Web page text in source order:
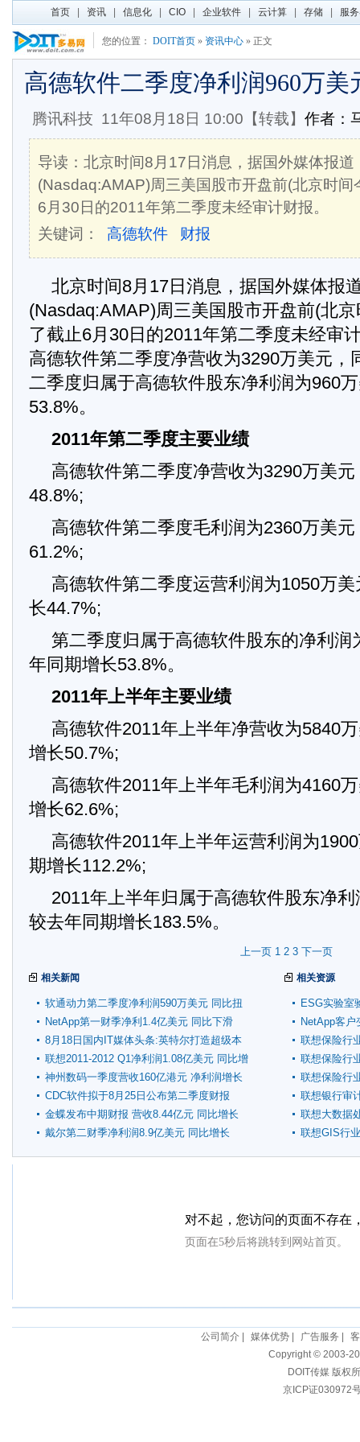
首页 资讯 信息化 CIO 企业软件 云计算 存储 服
您的位置： DOIT首页 » 资讯中心 » 正文
高德软件二季度净利润960万美
腾讯科技 11年08月18日 10:00【转载】 作者：
导读：北京时间8月17日消息，据国外媒体报道
(Nasdaq:AMAP)周三美国股市开盘前(北京时间
6月30日的2011年第二季度未经审计财报。
关键词：
高德软件 财报
北京时间8月17日消息，据国外媒体报
(Nasdaq:AMAP)周三美国股市开盘前(北
了截止6月30日的2011年第二季度未经审
高德软件第二季度净营收为3290万美元，
二季度归属于高德软件股东净利润为960
53.8%。
2011年第二季度主要业绩
高德软件第二季度净营收为3290万美
48.8%;
高德软件第二季度毛利润为2360万美
61.2%;
高德软件第二季度运营利润为1050万
长44.7%;
第二季度归属于高德软件股东的净利润
年同期增长53.8%。
2011年上半年主要业绩
高德软件2011年上半年净营收为5840
增长50.7%;
高德软件2011年上半年毛利润为4160
增长62.6%;
高德软件2011年上半年运营利润为
期增长112.2%;
2011年上半年归属于高德软件股东净
较去年同期增长183.5%。
上一页 1 2 3 下一页
相关新闻
软通动力第二季度净利润590万美元 同比扭
亏
NetApp第一财季净利1.4亿美元 同比下滑
7.4%
8月18日国内IT媒体头条:英特尔打造超级本
生态链
联想2011-2012 Q1净利润1.08亿美元 同比增
98%
神州数码一季度营收160亿港元 净利润增长
23%
CDC软件拟于8月25日公布第二季度财报
金蝶发布中期财报 营收8.44亿元 同比增长
58%
戴尔第二财季净利润8.9亿美元 同比增长
相关资源
ESG实验室
NetApp客
联想保险行
联想保险行
联想保险行
联想银行审
联想大数据
联想GIS行
公司简介| 媒体优势| 广告服务
Copyright © 2003-
DOIT传媒 版权
京ICP证030972